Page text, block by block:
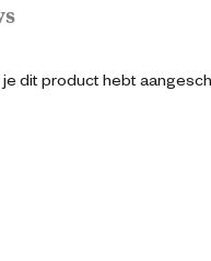
dit product hebt